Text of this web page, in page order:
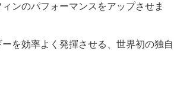
ンのパフォーマンスをアップさせま
を効率よく発揮させる、世界初の独自